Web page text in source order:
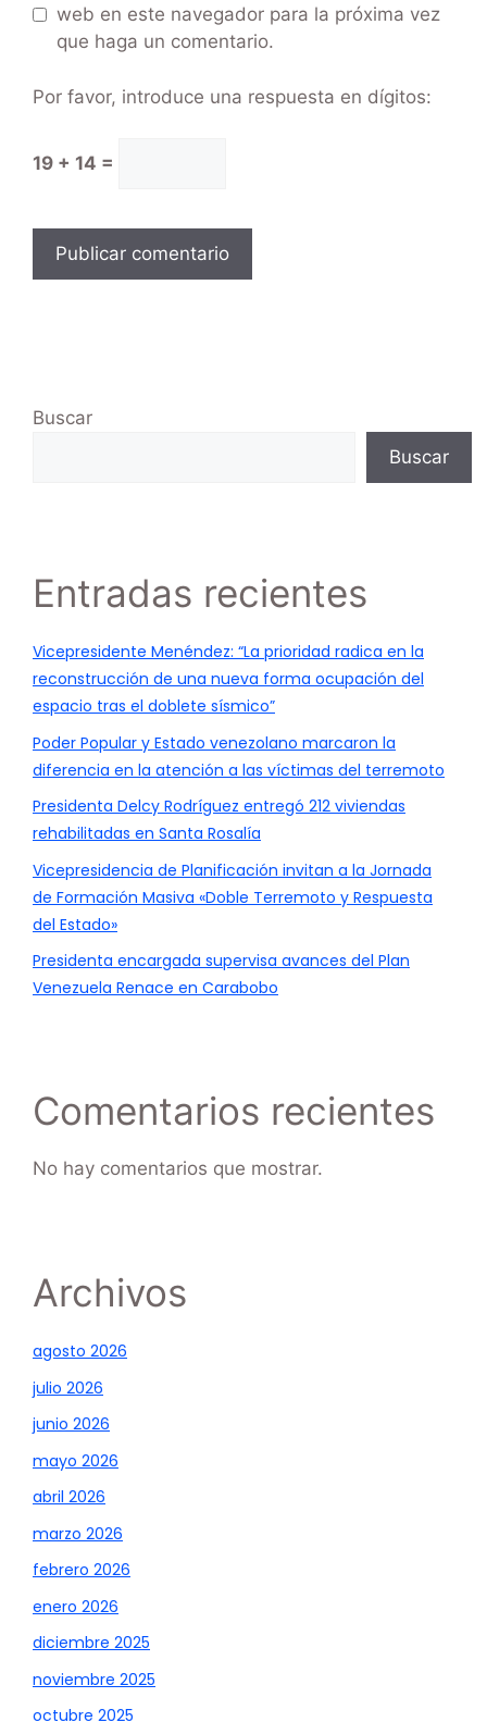
web en este navegador para la próxima vez
que haga un comentario.
Por favor, introduce una respuesta en dígitos:
19 + 14 =
Buscar
Buscar
Entradas recientes
Vicepresidente Menéndez: “La prioridad radica en la
reconstrucción de una nueva forma ocupación del
espacio tras el doblete sísmico”
Poder Popular y Estado venezolano marcaron la
diferencia en la atención a las víctimas del terremoto
Presidenta Delcy Rodríguez entregó 212 viviendas
rehabilitadas en Santa Rosalía
Vicepresidencia de Planificación invitan a la Jornada
de Formación Masiva «Doble Terremoto y Respuesta
del Estado»
Presidenta encargada supervisa avances del Plan
Venezuela Renace en Carabobo
Comentarios recientes
No hay comentarios que mostrar.
Archivos
agosto 2026
julio 2026
junio 2026
mayo 2026
abril 2026
marzo 2026
febrero 2026
enero 2026
diciembre 2025
noviembre 2025
octubre 2025